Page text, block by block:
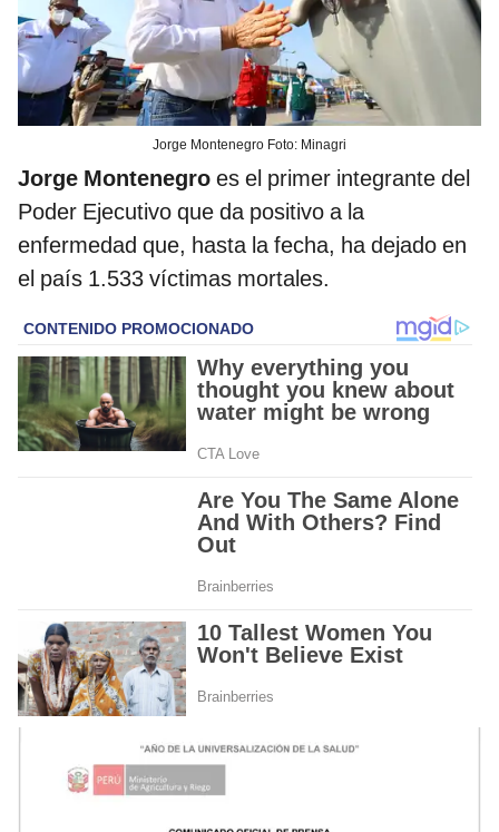
Jorge Montenegro Foto: Minagri
Jorge Montenegro es el primer integrante del
Poder Ejecutivo que da positivo a la
enfermedad que, hasta la fecha, ha dejado en
el país 1.533 víctimas mortales.